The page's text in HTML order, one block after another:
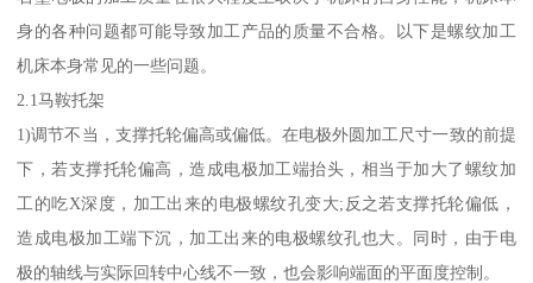
身的各种问题都可能导致加工产品的质量不合格。以下是螺纹加工
机床本身常见的一些问题。
2.1马鞍托架
1)调节不当，支撑托轮偏高或偏低。在电极外圆加工尺寸一致的前提
下，若支撑托轮偏高，造成电极加工端抬头，相当于加大了螺纹加
工的吃X深度，加工出来的电极螺纹孔变大;反之若支撑托轮偏低，
造成电极加工端下沉，加工出来的电极螺纹孔也大。同时，由于电
极的轴线与实际回转中心线不一致，也会影响端面的平面度控制。